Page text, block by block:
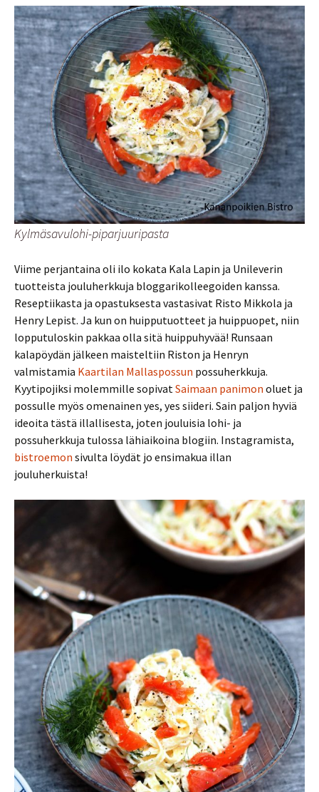
Kylmäsavulohi-piparjuuripasta
Viime perjantaina oli ilo kokata Kala Lapin ja Unileverin
tuotteista jouluherkkuja bloggarikolleegoiden kanssa.
Reseptiikasta ja opastuksesta vastasivat Risto Mikkola ja
Henry Lepist. Ja kun on huipputuotteet ja huippuopet, niin
lopputuloskin pakkaa olla sitä huippuhyvää! Runsaan
kalapöydän jälkeen maisteltiin Riston ja Henryn
valmistamia Kaartilan Mallaspossun possuherkkuja.
Kyytipojiksi molemmille sopivat Saimaan panimon oluet ja
possulle myös omenainen yes, yes siideri. Sain paljon hyviä
ideoita tästä illallisesta, joten jouluisia lohi- ja
possuherkkuja tulossa lähiaikoina blogiin. Instagramista,
bistroemon sivulta löydät jo ensimakua illan
jouluherkuista!